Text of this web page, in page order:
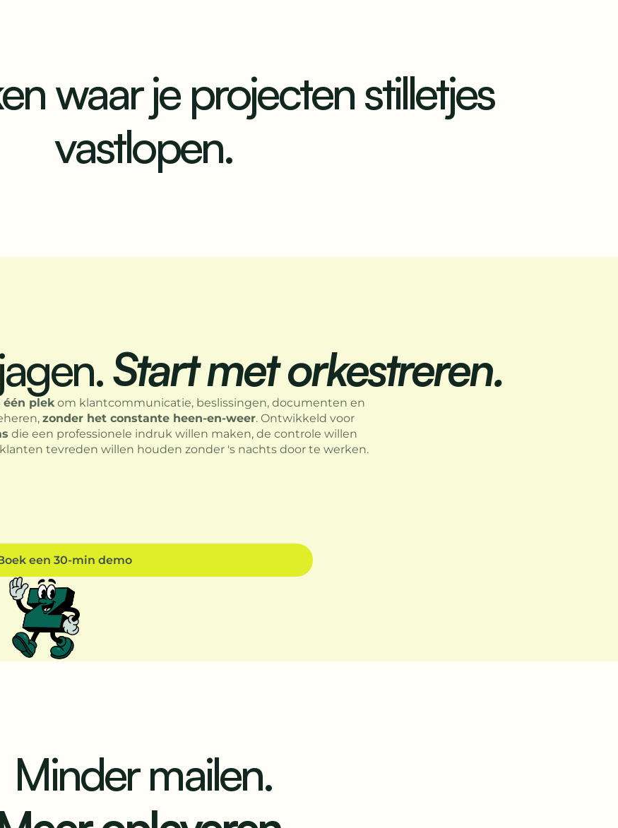
waar je projecten stilletjes
vastlopen.
Start met orkestreren.
één plekom klantcommunicatie, beslissingen, documenten en
zonder het constante heen-en-weer. Ontwikkeld voor
die een professionele indruk willen maken, de controle willen
tevreden willen houden zonder 's nachts door te werken.
een 30-min demo
Minder mailen.